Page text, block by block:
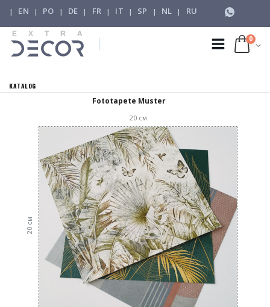
| EN | PO | DE | FR | IT | SP | NL | RU
0
KATALOG
Fototapete Muster
20см
20
см